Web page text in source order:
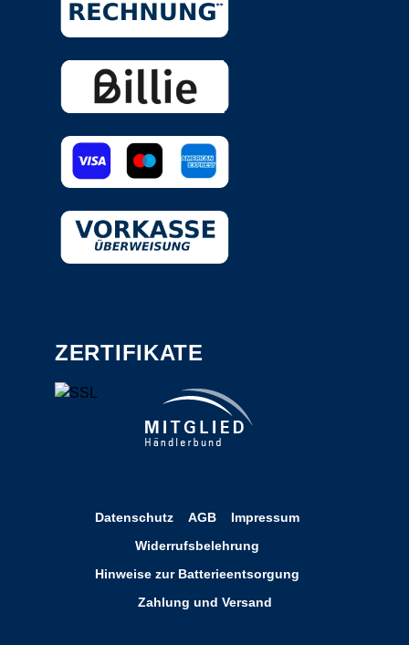
ZERTIFIKATE
Datenschutz AGB
Impressum
Widerrufsbelehrung
Hinweise zur Batterieentsorgung
Zahlung und Versand